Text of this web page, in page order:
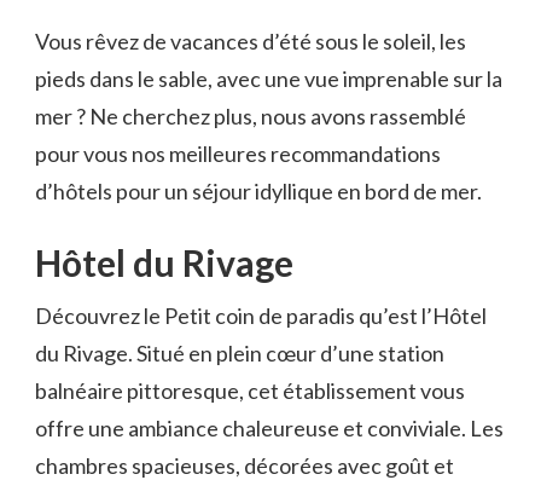
Vous rêvez ⁣de vacances d’été sous le soleil, les
pieds dans le sable, avec une vue imprenable sur la
mer ? Ne cherchez plus, nous avons rassemblé
pour vous nos meilleures‌ recommandations⁤
d’hôtels pour un⁣ séjour idyllique en​ bord‍ de mer.
Hôtel du Rivage
Découvrez le ​Petit coin de paradis qu’est ⁢l’Hôtel
du Rivage. Situé en plein cœur d’une station
balnéaire pittoresque, cet établissement vous
offre une ambiance chaleureuse et conviviale.⁢ Les
chambres spacieuses, décorées ⁢avec goût et